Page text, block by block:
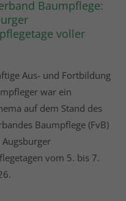
Aenean massa.
magnis dis
Baumpflege:
voller
Aus- und Fortbildung
war ein
auf dem Stand des
Baumpflege (FvB)
vom 5. bis 7.